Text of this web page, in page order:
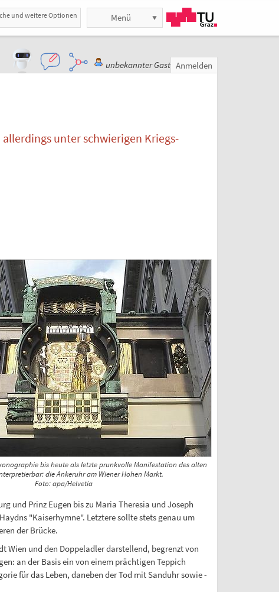
und weitere Optionen Menü
unbekannter Gast Anmelden
unter schwierigen Kriegs-
bis heute als letzte prunkvolle Manifestation des alten
die Ankeruhr am Wiener Hohen Markt.
Foto: apa/Helvetia
und Prinz Eugen bis zu Maria Theresia und Joseph
"Kaiserhymne". Letztere sollte stets genau um
der Brücke.
Wien und den Doppeladler darstellend, begrenzt von
an der Basis ein von einem prächtigen Teppich
für das Leben, daneben der Tod mit Sanduhr sowie -